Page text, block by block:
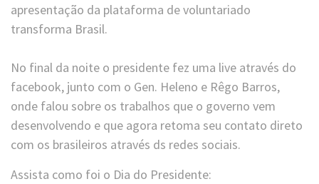
apresentação da plataforma de voluntariado
transforma Brasil.
No final da noite o presidente fez uma live através do
facebook, junto com o Gen. Heleno e Rêgo Barros,
onde falou sobre os trabalhos que o governo vem
desenvolvendo e que agora retoma seu contato direto
com os brasileiros através ds redes sociais.
Assista como foi o Dia do Presidente: